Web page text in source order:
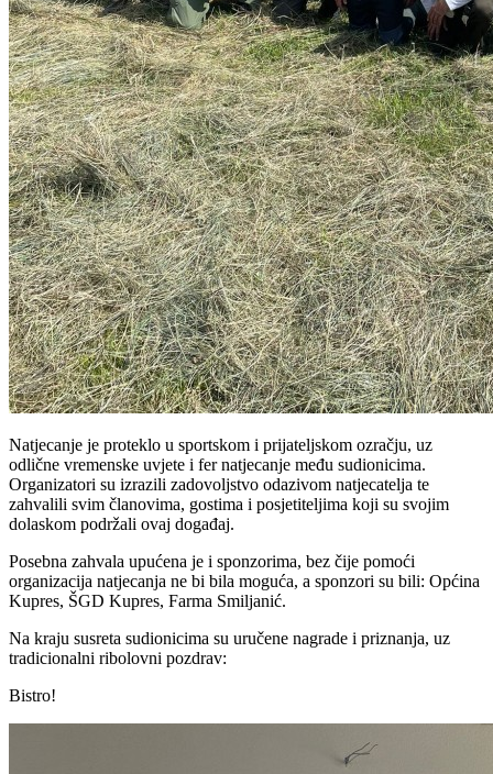
Natjecanje je proteklo u sportskom i prijateljskom ozračju, uz
odlične vremenske uvjete i fer natjecanje među sudionicima.
Organizatori su izrazili zadovoljstvo odazivom natjecatelja te
zahvalili svim članovima, gostima i posjetiteljima koji su svojim
dolaskom podržali ovaj događaj.
Posebna zahvala upućena je i sponzorima, bez čije pomoći
organizacija natjecanja ne bi bila moguća, a sponzori su bili: Općina
Kupres, ŠGD Kupres, Farma Smiljanić.
Na kraju susreta sudionicima su uručene nagrade i priznanja, uz
tradicionalni ribolovni pozdrav:
Bistro!